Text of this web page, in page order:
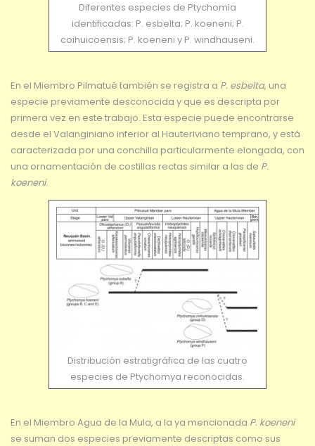
Diferentes especies de Ptychomia
identificadas: P. esbelta; P. koeneni; P.
coihuicoensis; P. koeneni y P. windhauseni.
En el Miembro Pilmatué también se registra a P. esbelta, una
especie previamente desconocida y que es descripta por
primera vez en este trabajo. Esta especie puede encontrarse
desde el Valanginiano inferior al Hauteriviano temprano, y está
caracterizada por una conchilla particularmente elongada, con
una ornamentación de costillas rectas similar a las de P.
koeneni.
Distribución estratigráfica de las cuatro
especies de Ptychomya reconocidas.
En el Miembro Agua de la Mula, a la ya mencionada P. koeneni
se suman dos especies previamente descriptas como sus